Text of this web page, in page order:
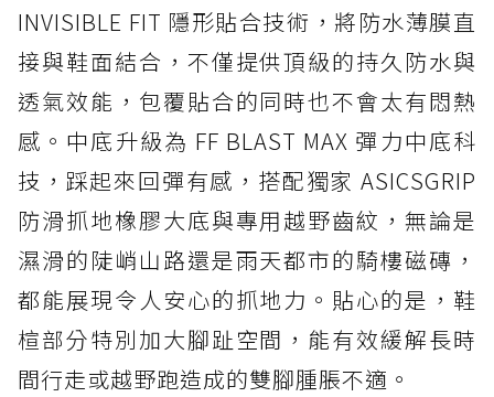
INVISIBLE FIT 隱形貼合技術，將防水薄膜直
接與鞋面結合，不僅提供頂級的持久防水與
透氣效能，包覆貼合的同時也不會太有悶熱
感。中底升級為 FF BLAST MAX 彈力中底科
技，踩起來回彈有感，搭配獨家 ASICSGRIP
防滑抓地橡膠大底與專用越野齒紋，無論是
濕滑的陡峭山路還是雨天都市的騎樓磁磚，
都能展現令人安心的抓地力。貼心的是，鞋
楦部分特別加大腳趾空間，能有效緩解長時
間行走或越野跑造成的雙腳腫脹不適。